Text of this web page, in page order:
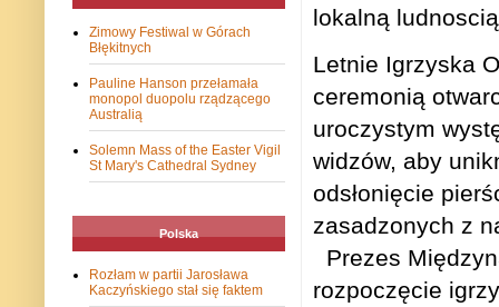
lokalną
Letnie Igrzyska
ceremonią
uroczystym
widzów, aby
odsłonięcie
zasadzonych z
Prezes
rozpoczęcie
Zimowy Festiwal w Górach
Błękitnych
Pauline Hanson przełamała
monopol duopolu rządzącego
Australią
Solemn Mass of the Easter Vigil
St Mary's Cathedral Sydney
Polska
Rozłam w partii Jarosława
Kaczyńskiego stał się faktem